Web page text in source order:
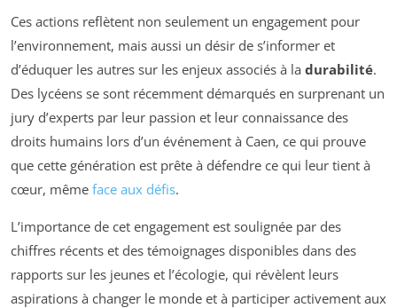
Ces actions reflètent non seulement un engagement pour
l’environnement, mais aussi un désir de s’informer et
d’éduquer les autres sur les enjeux associés à la durabilité.
Des lycéens se sont récemment démarqués en surprenant un
jury d’experts par leur passion et leur connaissance des
droits humains lors d’un événement à Caen, ce qui prouve
que cette génération est prête à défendre ce qui leur tient à
cœur, même face aux défis.
L’importance de cet engagement est soulignée par des
chiffres récents et des témoignages disponibles dans des
rapports sur les jeunes et l’écologie, qui révèlent leurs
aspirations à changer le monde et à participer activement aux